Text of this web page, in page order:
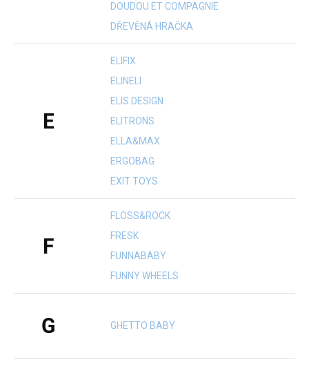
DOUDOU ET COMPAGNIE
DŘEVĚNÁ HRAČKA
E
ELIFIX
ELINELI
ELIS DESIGN
ELITRONS
ELLA&MAX
ERGOBAG
EXIT TOYS
F
FLOSS&ROCK
FRESK
FUNNABABY
FUNNY WHEELS
G GHETTO BABY